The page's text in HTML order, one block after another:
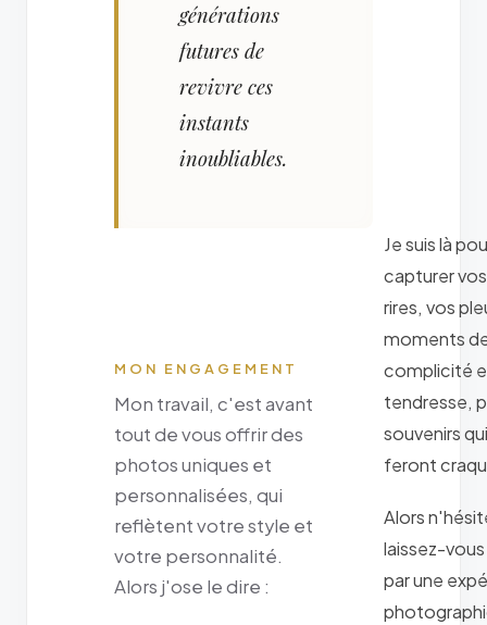
générations
futures de
revivre ces
instants
inoubliables.
MON ENGAGEMENT
Mon travail, c'est avant
tout de vous offrir des
photos uniques et
personnalisées, qui
reflètent votre style et
votre personnalité.
Alors j'ose le dire :
Je suis là
capturer
rires, vos
moments
complicité
tendresse,
souvenirs
feront
Alors
laissez-
par une